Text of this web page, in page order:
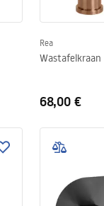
Rea
Wastafelkraan
68,00 €